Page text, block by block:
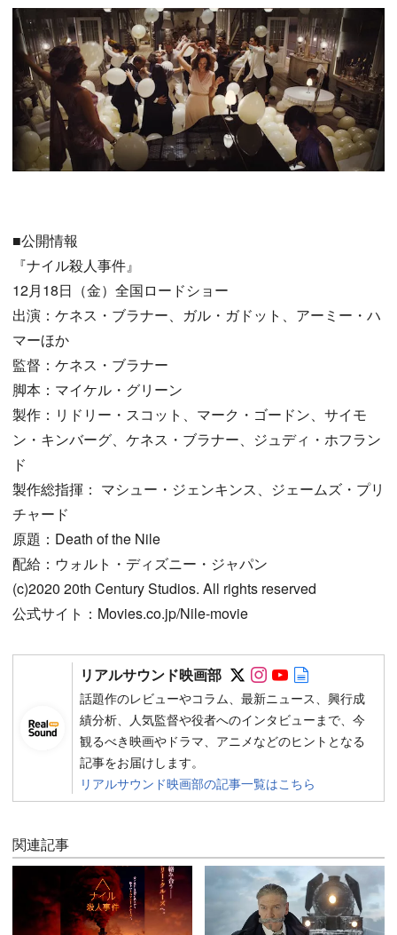
■公開情報
『ナイル殺人事件』
12月18日（金）全国ロードショー
出演：ケネス・ブラナー、ガル・ガドット、アーミー・ハ
マーほか
監督：ケネス・ブラナー
脚本：マイケル・グリーン
製作：リドリー・スコット、マーク・ゴードン、サイモ
ン・キンバーグ、ケネス・ブラナー、ジュディ・ホフラン
ド
製作総指揮： マシュー・ジェンキンス、ジェームズ・プリ
チャード
原題：Death of the Nile
配給：ウォルト・ディズニー・ジャパン
(c)2020 20th Century Studios. All rights reserved
公式サイト：Movies.co.jp/Nile-movie
リアルサウンド映画部 Follow on SNS
Follow on SNS
Follow on
話題作のレビューやコラム、最新ニュース、興行成
績分析、人気監督や役者へのインタビューまで、今
観るべき映画やドラマ、アニメなどのヒントとなる
記事をお届けします。
リアルサウンド映画部の記事一覧はこちら
関連記事